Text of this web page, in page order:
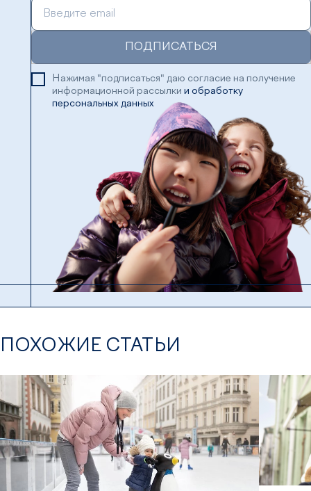
ПОДПИСАТЬСЯ
Нажимая "подписаться" даю согласие на получение
информационной рассылки и обработку
персональных данных
ПОХОЖИЕ СТАТЬИ